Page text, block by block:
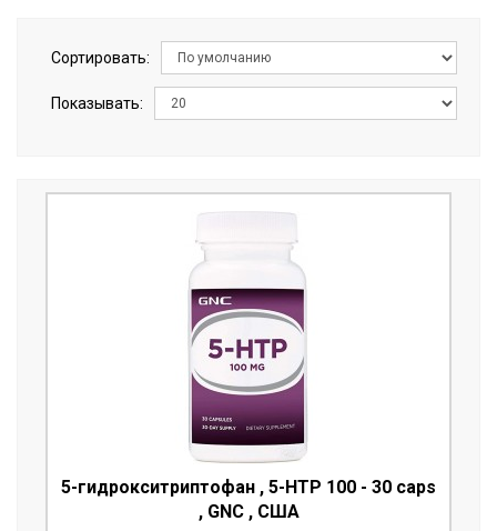
Сортировать:
Показывать:
5-гидрокситриптофан , 5-HTP 100 - 30 caps
, GNC , CША